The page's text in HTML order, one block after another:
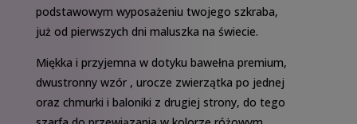
podstawowym wyposażeniu twojego szkraba,
już od pierwszych dni maluszka na świecie.
Miękka i przyjemna w dotyku bawełna premium,
dwustronny wzór , urocze zwierzątka po jednej
oraz chmurki i baloniki z drugiej strony, do tego